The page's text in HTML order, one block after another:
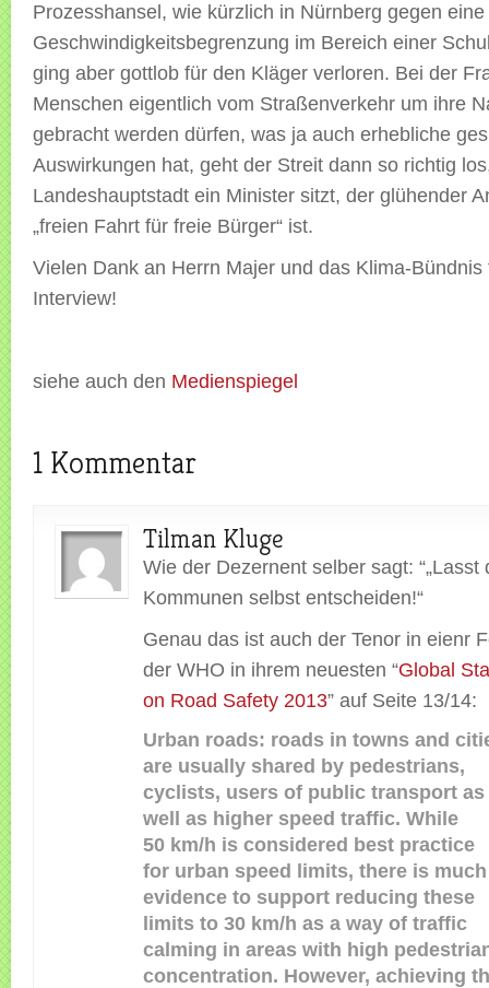
Prozesshansel, wie kürzlich in Nürnberg gegen eine
Geschwindigkeitsbegrenzung im Bereich einer
ging aber gottlob für den Kläger verloren. Bei der
Menschen eigentlich vom Straßenverkehr um ihre
gebracht werden dürfen, was ja auch erhebliche
Auswirkungen hat, geht der Streit dann so richtig
Landeshauptstadt ein Minister sitzt, der glühender
„freien Fahrt für freie Bürger“ ist.
Vielen Dank an Herrn Majer und das Klima-Bündnis
Interview!
siehe auch den Medienspiegel
1 Kommentar
Tilman Kluge
Wie der Dezernent selber sagt: “„Lasst
Kommunen selbst entscheiden!“
Genau das ist auch der Tenor in eienr
der WHO in ihrem neuesten “Global
on Road Safety 2013” auf Seite 13/14:
Urban roads: roads in towns and
are usually shared by pedestrians,
cyclists, users of public transport as
well as higher speed traffic. While
50 km/h is considered best practice
for urban speed limits, there is much
evidence to support reducing these
limits to 30 km/h as a way of traffic
calming in areas with high
concentration. However, achieving